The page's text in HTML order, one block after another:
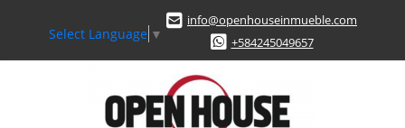
Select Language ▼
info@openhouseinmueble.com
+584245049657